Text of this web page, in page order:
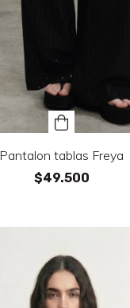
Pantalon tablas Freya
$49.500